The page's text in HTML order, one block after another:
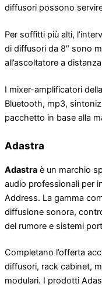
diffusori possono
Per soffitti più alti,
di diffusori da 8″ sono
all’ascoltatore a
I mixer-amplificatori
Bluetooth, mp3,
pacchetto in base alla
Adastra
Adastra è un marchio
audio professionali per
Address. La gamma
diffusione sonora,
del rumore e sistemi
Completano l’offerta
diffusori, rack cabinet,
modulari. I prodotti